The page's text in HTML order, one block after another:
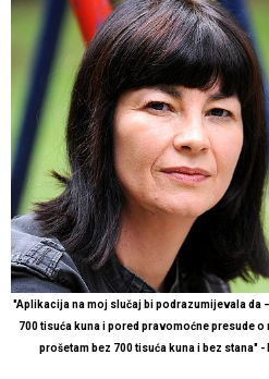
"Aplikacija na moj slučaj bi podrazumijevala da
700 tisuća kuna i pored pravomoćne presude
prošetam bez 700 tisuća kuna i bez stana"